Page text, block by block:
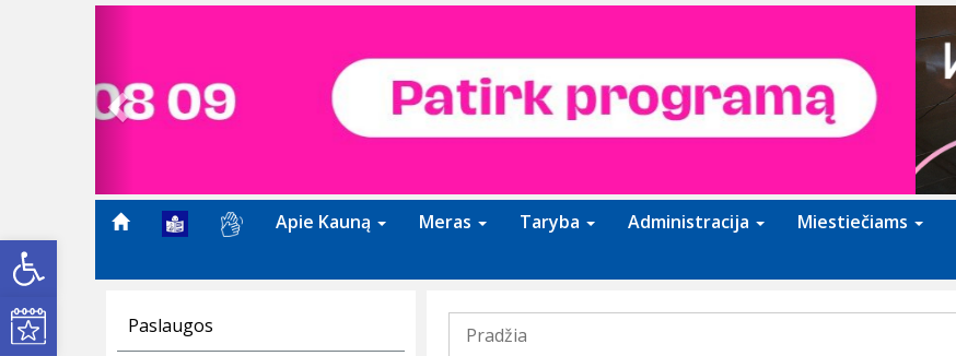
Open toolbar
Kultūros renginiai
Apie Kauną Meras Taryba Administracija Miestiečiams
Paslaugos Pradžia